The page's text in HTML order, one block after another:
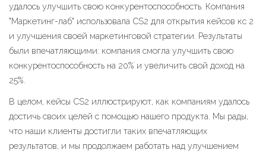
удалось улучшить свою конкурентоспособность. Компания
"Маркетинг-лаб" использовала CS2 для открытия кейсов кс 2
и улучшения своей маркетинговой стратегии. Результаты
были впечатляющими: компания смогла улучшить свою
конкурентоспособность на 20% и увеличить свой доход на
25%.
В целом, кейсы CS2 иллюстрируют, как компаниям удалось
достичь своих целей с помощью нашего продукта. Мы рады,
что наши клиенты достигли таких впечатляющих
результатов, и мы продолжаем работать над улучшением